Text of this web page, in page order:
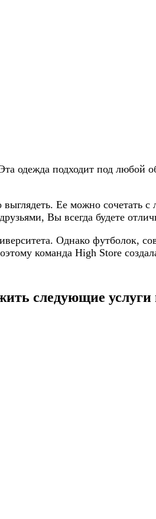
одежда подходит под
Ее можно сочетать
Вы всегда будете
Однако футболок,
команда High Store
следующие услуги